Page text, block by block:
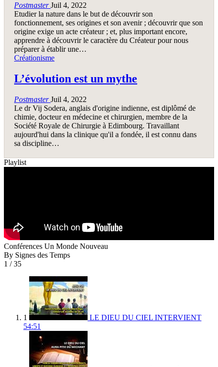
PostmasterJuil 4, 2022
Etudier la nature dans le but de découvrir son
fonctionnement, ses origines et son avenir ; découvrir que son
origine exige un acte créateur ; et, plus important encore,
apprendre à découvrir le caractère du Créateur pour nous
préparer à établir une…
Créationisme
L’évolution est un mythe
PostmasterJuil 4, 2022
Le dr Vij Sodera, anglais d'origine indienne, est diplômé de
chimie, docteur en médecine et chirurgien, membre de la
Société Royale de Chirurgie à Edimbourg. Travaillant
aujourd'hui dans la clinique qu'il a fondée, il est connu dans
sa discipline…
Playlist
Conférences Un Monde Nouveau
By Signes des Temps
1 / 35
1
LE DIEU DU CIEL INTERVIENT
54:51